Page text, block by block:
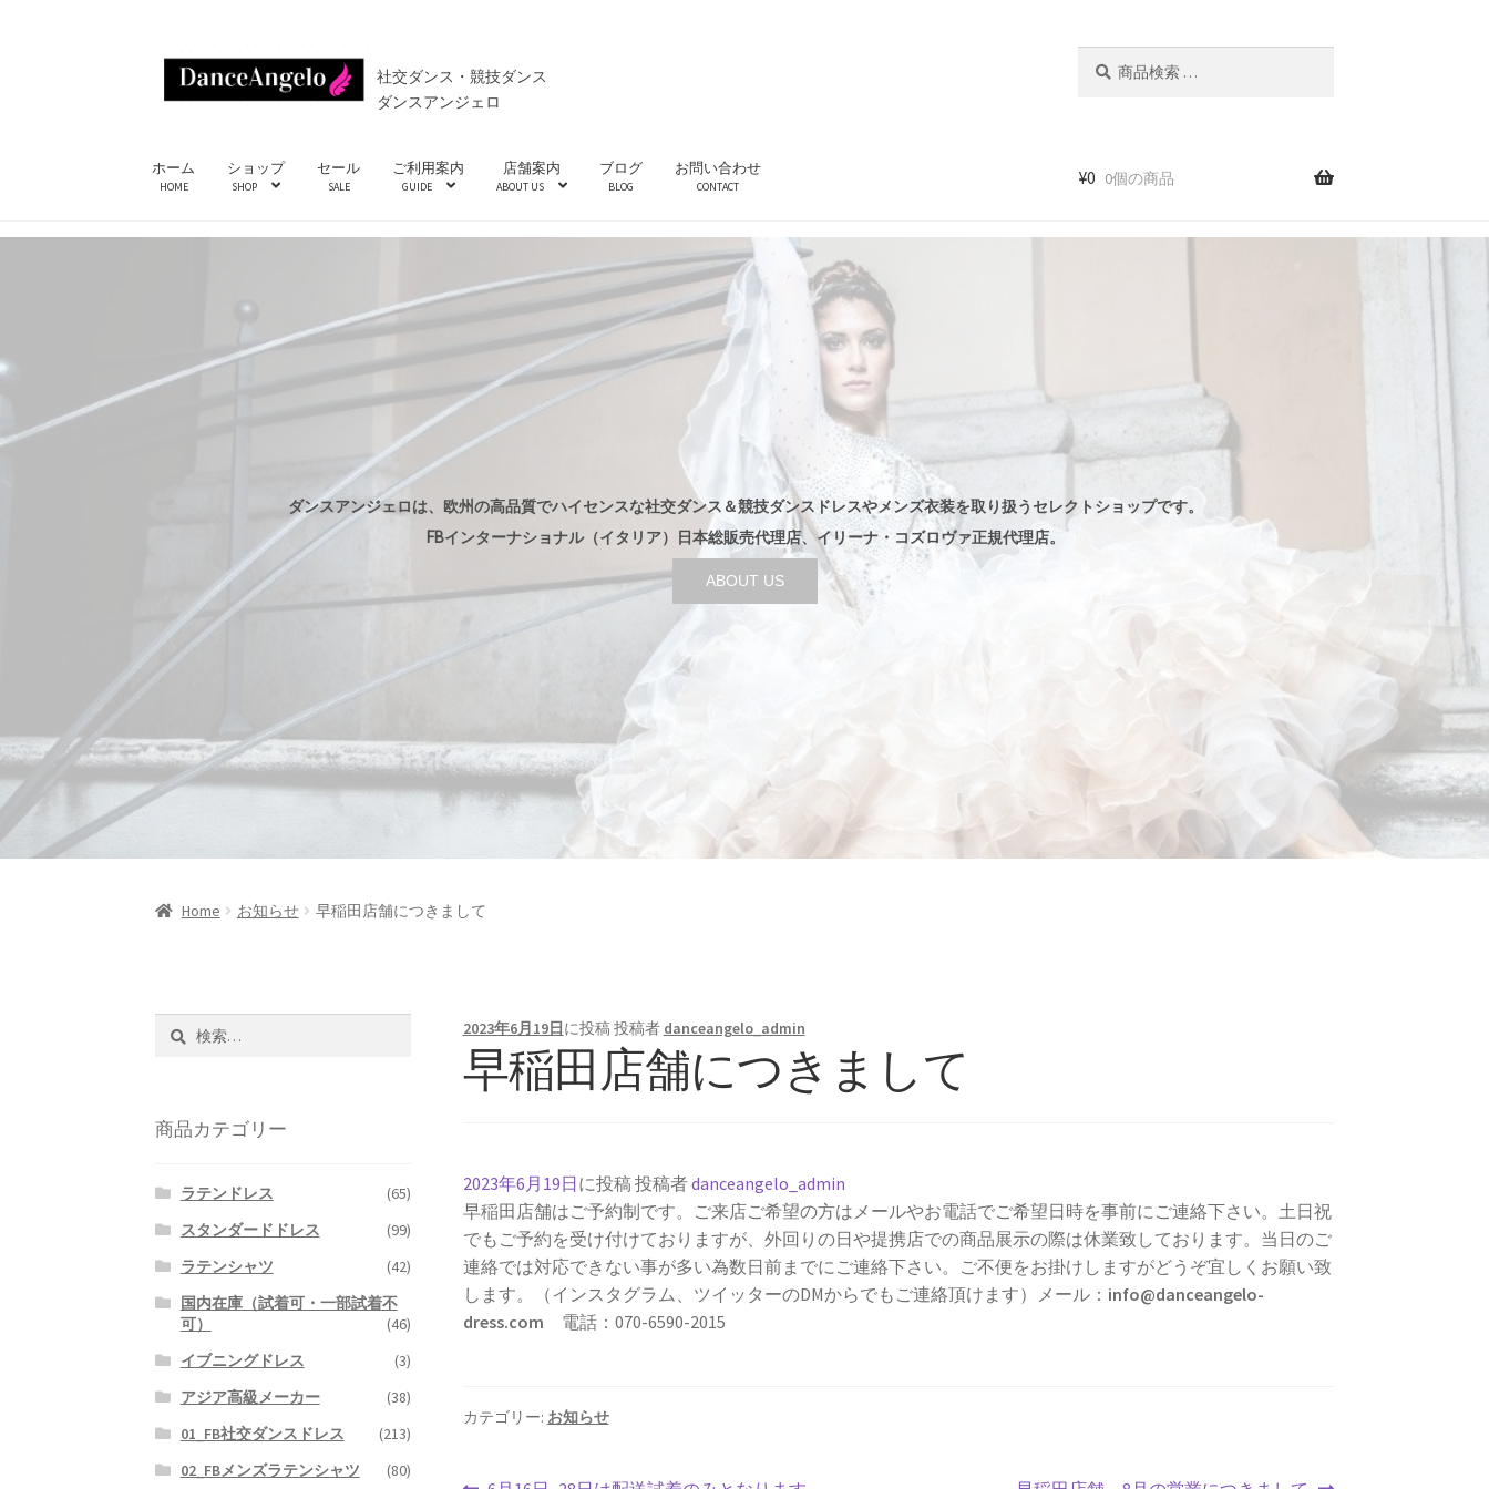
ナ
シ
ョ
コ
ツ
へ
社交ダンス・競技ダンス
ダンスアンジェロ
ホーム
HOME
ショップ
SHOP
セール
SALE
ご利用案内
GUIDE
店舗案内
ABOUT US
ブログ
BLOG
お問い合わせ
CONTACT ¥0 0個の商品
ダンスアンジェロは、欧州の高品質でハイセンスな社交ダンス＆競技ダンスドレスやメンズ衣装を取り扱うセレクトショップです。
FBインターナショナル（イタリア）日本総販売代理店、イリーナ・コズロヴァ正規代理店。
ABOUT US
Home お知らせ 早稲田店舗につきまして
2023年6月19日に投稿投稿者 danceangelo_admin
早稲田店舗につきまして
2023年6月19日に投稿投稿者danceangelo_admin
早稲田店舗はご予約制です。ご来店ご希望の方はメールやお電話でご希望日時を事前にご連絡下さい。土日祝
でもご予約を受け付けておりますが、外回りの日や提携店での商品展示の際は休業致しております。当日のご
連絡では対応できない事が多い為数日前までにご連絡下さい。ご不便をお掛けしますがどうぞ宜しくお願い致
します。（インスタグラム、ツイッターのDMからでもご連絡頂けます）メール： info@danceangelo-
dress.com 電話：070-6590-2015
カテゴリー: お知らせ
商品カテゴリー
ラテンドレス
(65)
スタンダードドレス
(99)
ラテンシャツ
(42)
国内在庫（試着可・一部試着不
可）
(46)
イブニングドレス
(3)
アジア高級メーカー
(38)
01_FB社交ダンスドレス
(213)
02_FBメンズラテンシャツ
(80)